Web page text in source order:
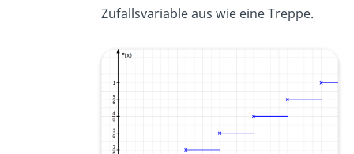
Zufallsvariable aus wie eine Treppe.